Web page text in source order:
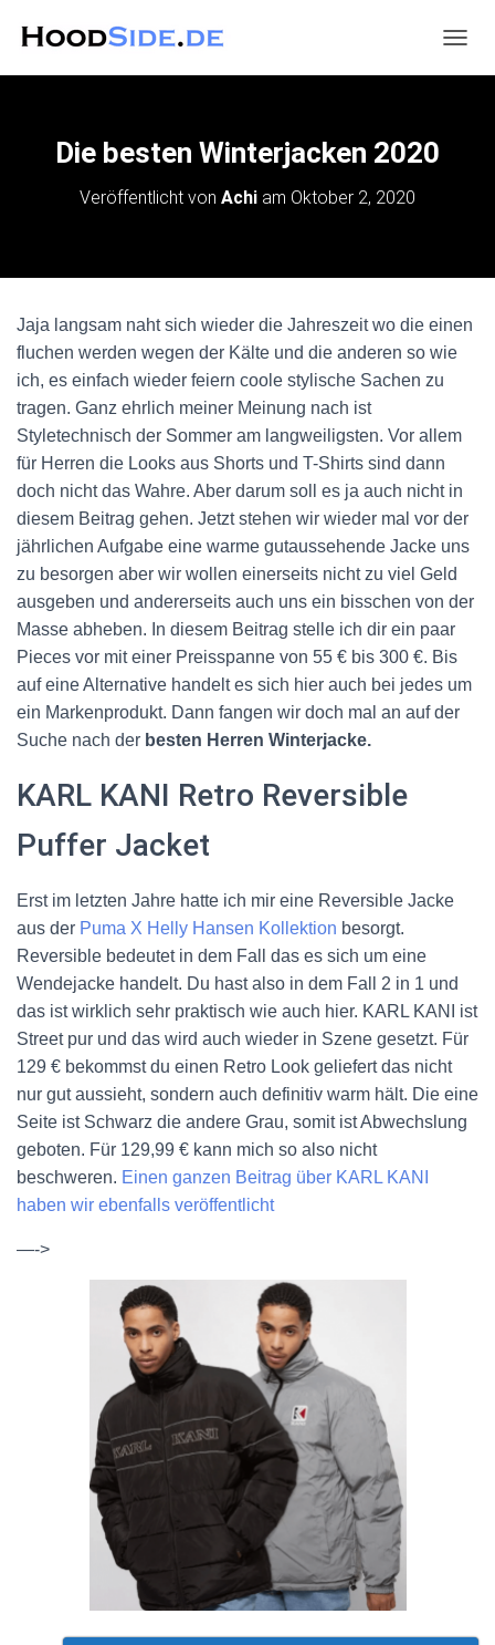
A
C
H
E
Die besten Winterjacken 2020
Veröffentlicht von Achi am Oktober 2, 2020
Jaja langsam naht sich wieder die Jahreszeit wo die einen
fluchen werden wegen der Kälte und die anderen so wie
ich, es einfach wieder feiern coole stylische Sachen zu
tragen. Ganz ehrlich meiner Meinung nach ist
Styletechnisch der Sommer am langweiligsten. Vor allem
für Herren die Looks aus Shorts und T-Shirts sind dann
doch nicht das Wahre. Aber darum soll es ja auch nicht in
diesem Beitrag gehen. Jetzt stehen wir wieder mal vor der
jährlichen Aufgabe eine warme gutaussehende Jacke uns
zu besorgen aber wir wollen einerseits nicht zu viel Geld
ausgeben und andererseits auch uns ein bisschen von der
Masse abheben. In diesem Beitrag stelle ich dir ein paar
Pieces vor mit einer Preisspanne von 55 € bis 300 €. Bis
auf eine Alternative handelt es sich hier auch bei jedes um
ein Markenprodukt. Dann fangen wir doch mal an auf der
Suche nach der besten Herren Winterjacke.
KARL KANI Retro Reversible
Puffer Jacket
Erst im letzten Jahre hatte ich mir eine Reversible Jacke
aus der Puma X Helly Hansen Kollektion besorgt.
Reversible bedeutet in dem Fall das es sich um eine
Wendejacke handelt. Du hast also in dem Fall 2 in 1 und
das ist wirklich sehr praktisch wie auch hier. KARL KANI ist
Street pur und das wird auch wieder in Szene gesetzt. Für
129 € bekommst du einen Retro Look geliefert das nicht
nur gut aussieht, sondern auch definitiv warm hält. Die eine
Seite ist Schwarz die andere Grau, somit ist Abwechslung
geboten. Für 129,99 € kann mich so also nicht
beschweren. Einen ganzen Beitrag über KARL KANI
haben wir ebenfalls veröffentlicht
—->